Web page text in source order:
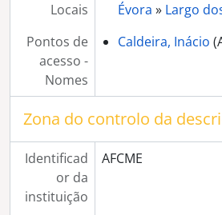
Locais
Évora » Largo
Pontos de
acesso -
Nomes
Caldeira, Inácio
Zona do controlo da
Identificad
or da
instituição
AFCME